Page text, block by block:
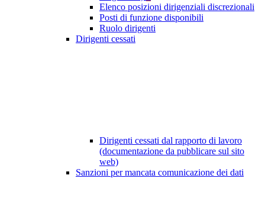
Elenco posizioni dirigenziali discrezionali
Posti di funzione disponibili
Ruolo dirigenti
Dirigenti cessati
Dirigenti cessati dal rapporto di lavoro
(documentazione da pubblicare sul sito
web)
Sanzioni per mancata comunicazione dei dati